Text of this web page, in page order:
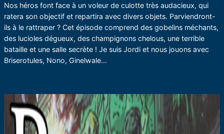
Nos héros font face à un voleur de culotte très audacieux, qui
ratera son objectif et repartira avec divers objets. Parviendront-
ils à le rattraper ? Cet épisode comprend des gobelins méchants,
des lucioles dégueux, des champignons chelous, une terrible
bataille et une salle secrète ! Je suis Jordi et nous jouons avec
Briserotules, Nono, Ginelwale…